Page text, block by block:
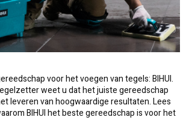
voor het voegen van tegels: BIHUI.
weet u dat het juiste gereedschap
leveren van hoogwaardige resultaten. Lees
BIHUI het beste gereedschap is voor het